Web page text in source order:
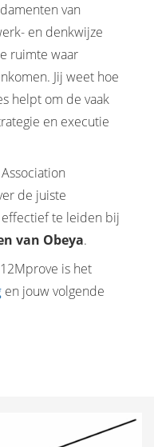
van
en denkwijze
ruimte waar
Jij weet hoe
helpt om de vaak
en executie
de juiste
te leiden bij
van Obeya.
is het
en jouw volgende